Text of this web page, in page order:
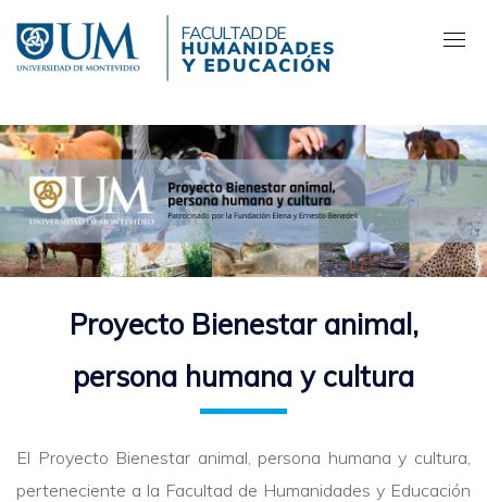
contenido
principal
Proyecto Bienestar animal,
persona humana y cultura
El Proyecto Bienestar animal, persona humana y cultura,
perteneciente a la Facultad de Humanidades y Educación